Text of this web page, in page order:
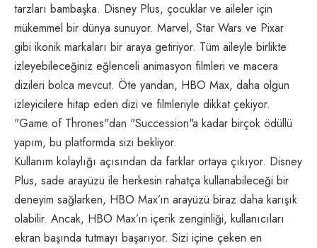
tarzları bambaşka. Disney Plus, çocuklar ve aileler için
mükemmel bir dünya sunuyor. Marvel, Star Wars ve Pixar
gibi ikonik markaları bir araya getiriyor. Tüm aileyle birlikte
izleyebileceğiniz eğlenceli animasyon filmleri ve macera
dizileri bolca mevcut. Öte yandan, HBO Max, daha olgun
izleyicilere hitap eden dizi ve filmleriyle dikkat çekiyor.
"Game of Thrones"dan "Succession"a kadar birçok ödüllü
yapım, bu platformda sizi bekliyor.
Kullanım kolaylığı açısından da farklar ortaya çıkıyor. Disney
Plus, sade arayüzü ile herkesin rahatça kullanabileceği bir
deneyim sağlarken, HBO Max’ın arayüzü biraz daha karışık
olabilir. Ancak, HBO Max’ın içerik zenginliği, kullanıcıları
ekran başında tutmayı başarıyor. Sizi içine çeken en